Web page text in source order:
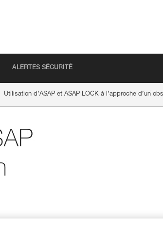
ALERTES SÉCURITÉ
Utilisation d’ASAP et ASAP LOCK à l’approche d’un